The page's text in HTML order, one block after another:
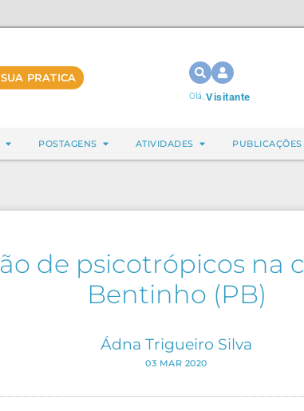
PRATICA
Olá,Visitante
POSTAGENS ATIVIDADES PUBLICAÇÕES
de psicotrópicos na
Bentinho (PB)
Ádna Trigueiro Silva
03 MAR 2020